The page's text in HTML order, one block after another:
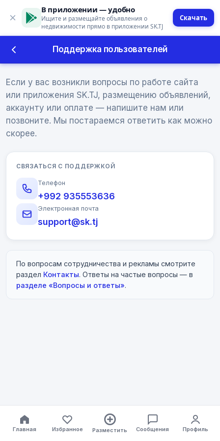
В приложении — удобно
Ищите и размещайте объявления о
недвижимости прямо в приложении SK.TJ
Скачать
Поддержка пользователей
Поддержка пользователей
Если у вас возникли вопросы по работе сайта
или приложения SK.TJ, размещению объявлений,
аккаунту или оплате — напишите нам или
позвоните. Мы постараемся ответить как можно
скорее.
СВЯЗАТЬСЯ С ПОДДЕРЖКОЙ
Телефон
+992 935553636
Электронная почта
support@sk.tj
По вопросам сотрудничества и рекламы смотрите
раздел Контакты. Ответы на частые вопросы — в
разделе «Вопросы и ответы».
Главная Избранное Разместить Сообщения Профиль